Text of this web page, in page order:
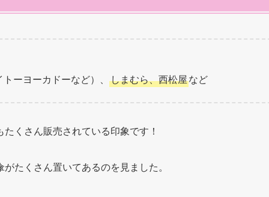
ーヨーカドーなど）、 しまむら、西松屋など
くさん販売されている印象です！
たくさん置いてあるのを見ました。